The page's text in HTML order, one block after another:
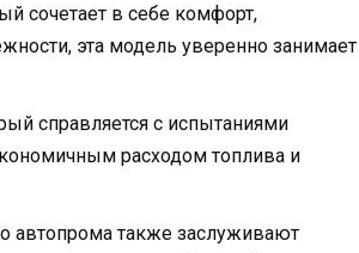
сочетает в себе комфорт,
эта модель уверенно занимает
справляется с испытаниями
расходом топлива и
автопрома также заслуживают